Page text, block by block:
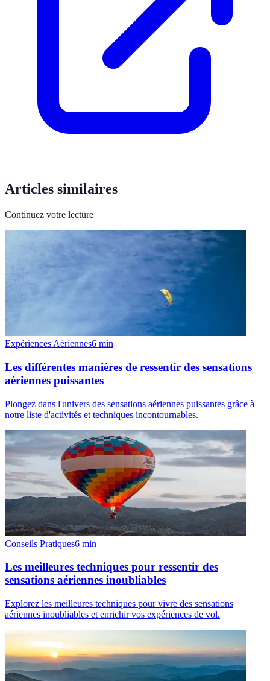
Articles similaires
Continuez votre lecture
Expériences Aériennes6 min
Les différentes manières de ressentir des sensations
aériennes puissantes
Plongez dans l'univers des sensations aériennes puissantes grâce à
notre liste d'activités et techniques incontournables.
Conseils Pratiques6 min
Les meilleures techniques pour ressentir des
sensations aériennes inoubliables
Explorez les meilleures techniques pour vivre des sensations
aériennes inoubliables et enrichir vos expériences de vol.